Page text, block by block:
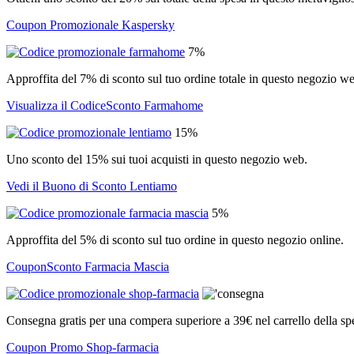
Coupon Promozionale Kaspersky
7%
Approffita del 7% di sconto sul tuo ordine totale in questo negozio
Visualizza il CodiceSconto Farmahome
15%
Uno sconto del 15% sui tuoi acquisti in questo negozio web.
Vedi il Buono di Sconto Lentiamo
5%
Approffita del 5% di sconto sul tuo ordine in questo negozio online.
CouponSconto Farmacia Mascia
Consegna gratis per una compera superiore a 39€ nel carrello della
Coupon Promo Shop-farmacia